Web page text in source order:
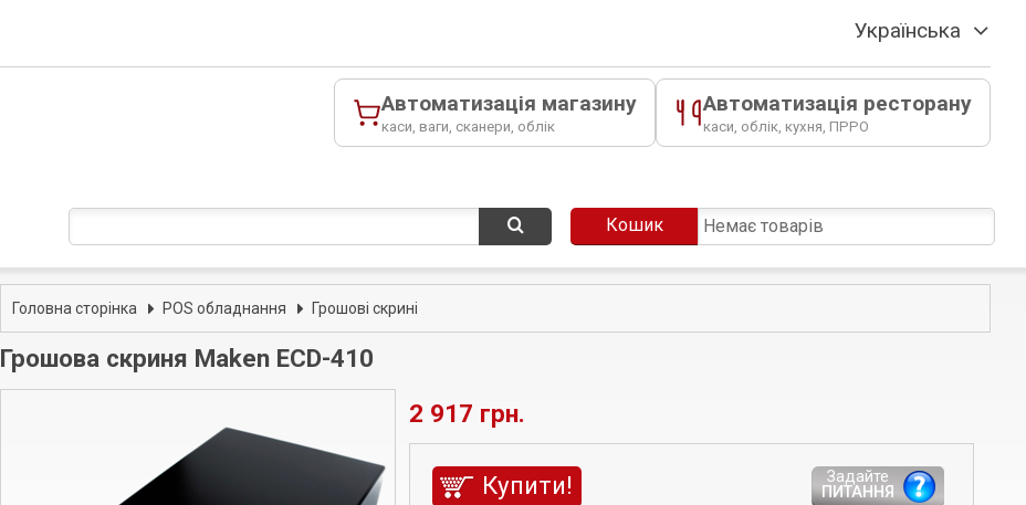
Українська
Автоматизація магазину
каси, ваги, сканери, облік
Автоматизація ресторану
каси, облік, кухня, ПРРО
Кошик Немає товарів
Головна сторінка POS обладнання Грошові скрині
Грошова скриня Maken ECD-410
2 917 грн.
Купити!
Задайте
ПИТАННЯ